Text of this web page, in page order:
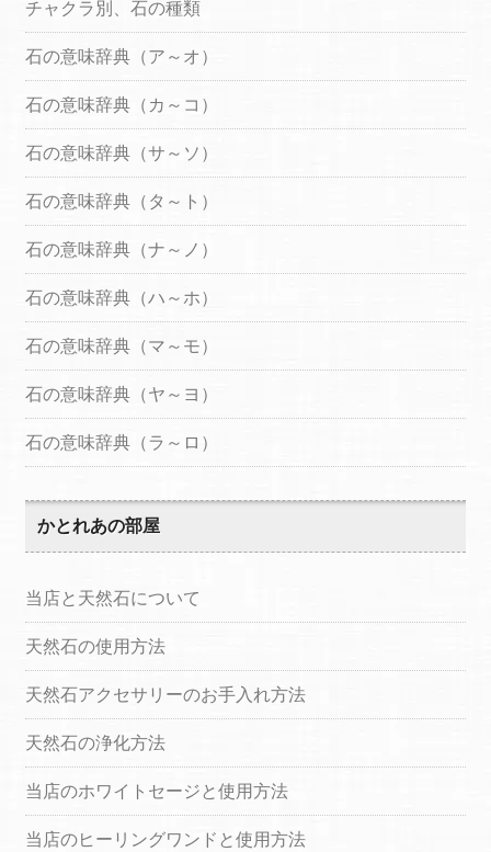
チャクラ別、石の種類
石の意味辞典（ア～オ）
石の意味辞典（カ～コ）
石の意味辞典（サ～ソ）
石の意味辞典（タ～ト）
石の意味辞典（ナ～ノ）
石の意味辞典（ハ～ホ）
石の意味辞典（マ～モ）
石の意味辞典（ヤ～ヨ）
石の意味辞典（ラ～ロ）
かとれあの部屋
当店と天然石について
天然石の使用方法
天然石アクセサリーのお手入れ方法
天然石の浄化方法
当店のホワイトセージと使用方法
当店のヒーリングワンドと使用方法